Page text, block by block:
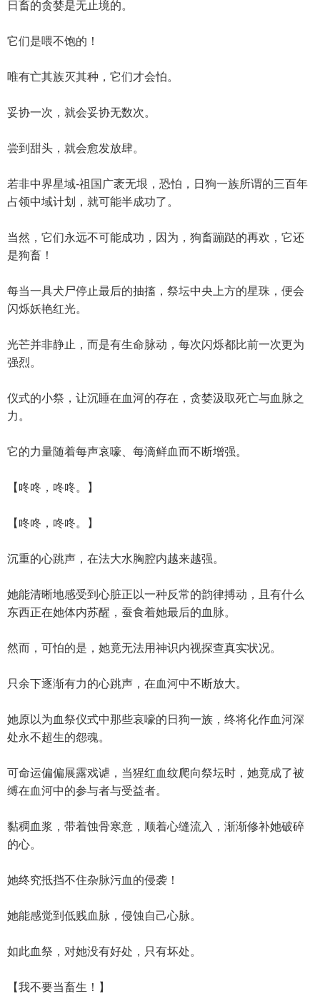
日畜的贪婪是无止境的。
它们是喂不饱的！
唯有亡其族灭其种，它们才会怕。
妥协一次，就会妥协无数次。
尝到甜头，就会愈发放肆。
若非中界星域-祖国广袤无垠，恐怕，日狗一族所谓的三百年
占领中域计划，就可能半成功了。
当然，它们永远不可能成功，因为，狗畜蹦跶的再欢，它还
是狗畜！
每当一具犬尸停止最后的抽搐，祭坛中央上方的星珠，便会
闪烁妖艳红光。
光芒并非静止，而是有生命脉动，每次闪烁都比前一次更为
强烈。
仪式的小祭，让沉睡在血河的存在，贪婪汲取死亡与血脉之
力。
它的力量随着每声哀嚎、每滴鲜血而不断增强。
【咚咚，咚咚。】
【咚咚，咚咚。】
沉重的心跳声，在法大水胸腔内越来越强。
她能清晰地感受到心脏正以一种反常的韵律搏动，且有什么
东西正在她体内苏醒，蚕食着她最后的血脉。
然而，可怕的是，她竟无法用神识内视探查真实状况。
只余下逐渐有力的心跳声，在血河中不断放大。
她原以为血祭仪式中那些哀嚎的日狗一族，终将化作血河深
处永不超生的怨魂。
可命运偏偏展露戏谑，当猩红血纹爬向祭坛时，她竟成了被
缚在血河中的参与者与受益者。
黏稠血浆，带着蚀骨寒意，顺着心缝流入，渐渐修补她破碎
的心。
她终究抵挡不住杂脉污血的侵袭！
她能感觉到低贱血脉，侵蚀自己心脉。
如此血祭，对她没有好处，只有坏处。
【我不要当畜生！】